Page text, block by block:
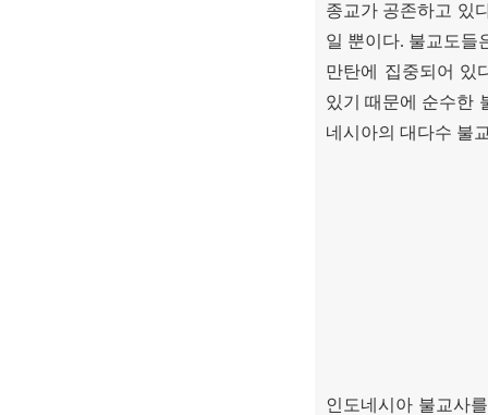
종교가 공존하고 있
일 뿐이다. 불교도들
만탄에 집중되어 있
있기 때문에 순수한
네시아의 대다수 불
인도네시아 불교사